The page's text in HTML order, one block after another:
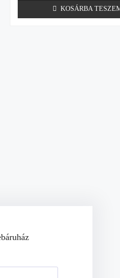
KOSÁRBA